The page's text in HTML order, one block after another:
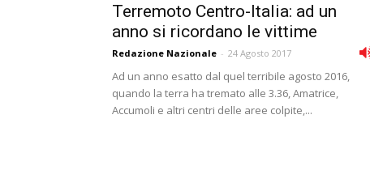
Terremoto Centro-Italia: ad un
anno si ricordano le vittime
Redazione Nazionale - 24 Agosto 2017
Ad un anno esatto dal quel terribile agosto 2016,
quando la terra ha tremato alle 3.36, Amatrice,
Accumoli e altri centri delle aree colpite,...